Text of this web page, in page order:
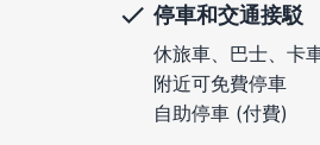
停車和交通接駁
休旅車、巴士、卡
附近可免費停車
自助停車 (付費)